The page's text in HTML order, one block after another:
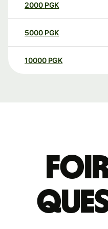
2000 PGK
5000 PGK
10000 PGK